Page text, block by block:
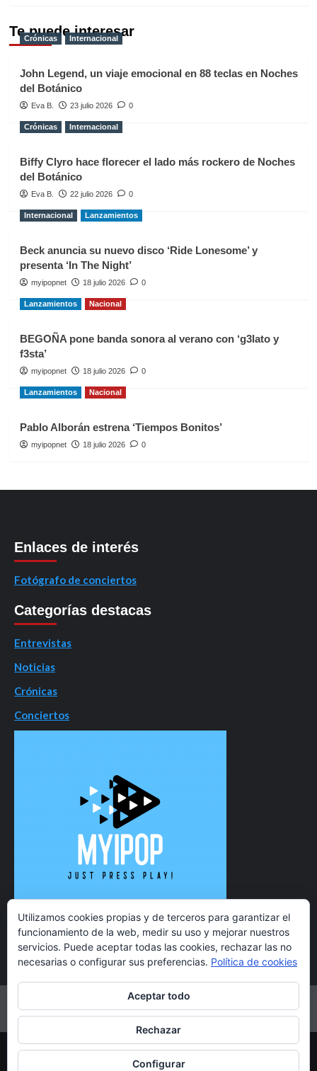
Te puede interesar
Crónicas Internacional
John Legend, un viaje emocional en 88 teclas en Noches
del Botánico
Eva B. 23 julio 2026 0
Crónicas Internacional
Biffy Clyro hace florecer el lado más rockero de Noches
del Botánico
Eva B. 22 julio 2026 0
Internacional Lanzamientos
Beck anuncia su nuevo disco ‘Ride Lonesome’ y
presenta ‘In The Night’
myipopnet 18 julio 2026 0
Lanzamientos Nacional
BEGOÑA pone banda sonora al verano con ‘g3lato y
f3sta’
myipopnet 18 julio 2026 0
Lanzamientos Nacional
Pablo Alborán estrena ‘Tiempos Bonitos’
myipopnet 18 julio 2026 0
Enlaces de interés
Fotógrafo de conciertos
Categorías destacas
Entrevistas
Noticias
Crónicas
Conciertos
TwitterInstagramFacebookYouTube
Copyright 2021 MyiPop © Todos los derechos reservados.
Utilizamos cookies propias y de terceros para garantizar el
funcionamiento de la web, medir su uso y mejorar nuestros
servicios. Puede aceptar todas las cookies, rechazar las no
necesarias o configurar sus preferencias. Política de cookies
Aceptar todo
Rechazar
Configurar